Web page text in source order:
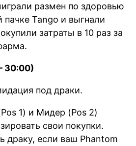
размен по здоровью
пачке Tango и выгнали
затраты в 10 раз за
30:00)
под драки.
1) и Мидер (Pos 2)
свои покупки.
драку, если ваш Phantom